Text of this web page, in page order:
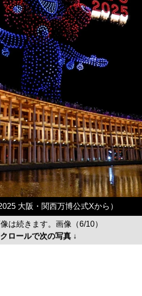
大阪・関西万博公式Xから）
は続きます。画像（6/10）
ロールで次の写真 ↓